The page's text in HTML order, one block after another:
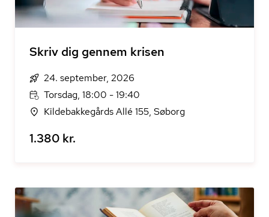
Skriv dig gennem krisen
24. september, 2026
Torsdag, 18:00 - 19:40
Kildebakkegårds Allé 155, Søborg
1.380 kr.